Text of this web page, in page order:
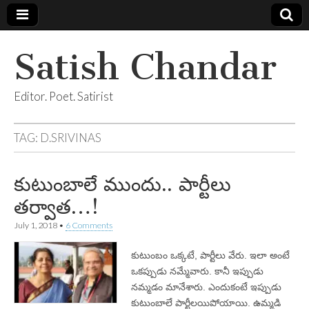
Satish Chandar
Editor. Poet. Satirist
TAG: D.SRIVINAS
కుటుంబాలే ముందు.. పార్టీలు
తర్వాత…!
July 1, 2018 • 6 Comments
కుటుంబం ఒక్కటే, పార్టీలు వేరు. ఇలా అంటే
ఒకప్పుడు నమ్మేవారు. కానీ ఇప్పుడు
నమ్మడం మానేశారు. ఎందుకంటే ఇప్పుడు
కుటుంబాలే పార్టీలయిపోయాయి. ఉమ్మడి